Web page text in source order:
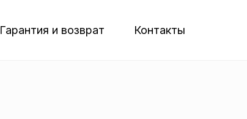
Гарантия и возврат Контакты